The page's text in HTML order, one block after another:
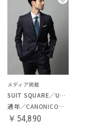
SUIT SQUARE／UNIVERSAL LANGUAGE
通年／CANONICO／スーツ
￥54,890